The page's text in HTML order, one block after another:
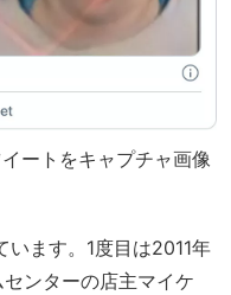
ートをキャプチャ画像
います。1度目は2011年
ンターの店主マイケ